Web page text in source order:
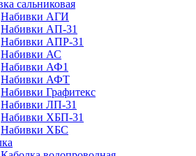
сальниковая
Набивки АГИ
Набивки АП-31
Набивки АПР-31
Набивки АС
Набивки АФ1
Набивки АФТ
Набивки Графитекс
Набивки ЛП-31
Набивки ХБП-31
Набивки ХБС